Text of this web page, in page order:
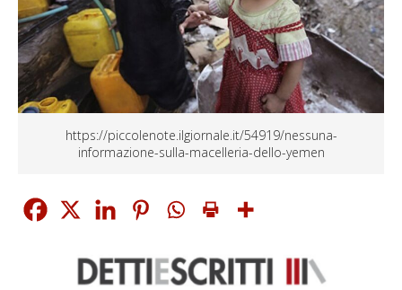
https://piccolenote.ilgiornale.it/54919/nessuna-
informazione-sulla-macelleria-dello-yemen